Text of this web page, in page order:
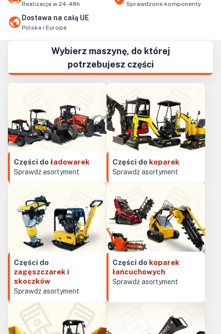
Realizacja w 24-48h Sprawdzone komponenty
Dostawa na całą UE
Polska i Europa
Wybierz maszynę, do której
potrzebujesz części
Części do ładowarek
Sprawdź asortyment
Części do koparek
Sprawdź asortyment
Części do
zagęszczarek i
skoczków
Sprawdź asortyment
Części do koparek
łańcuchowych
Sprawdź asortyment